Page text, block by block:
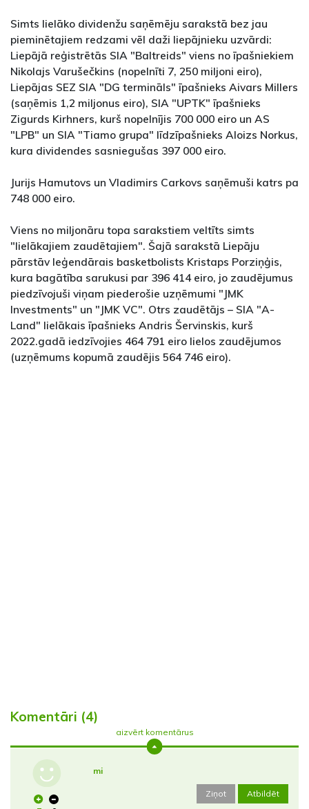
Simts lielāko dividenžu saņēmēju sarakstā bez jau
pieminētajiem redzami vēl daži liepājnieku uzvārdi:
Liepājā reģistrētās SIA "Baltreids" viens no īpašniekiem
Nikolajs Varušečkins (nopelnīti 7, 250 miljoni eiro),
Liepājas SEZ SIA "DG termināls" īpašnieks Aivars Millers
(saņēmis 1,2 miljonus eiro), SIA "UPTK" īpašnieks
Zigurds Kirhners, kurš nopelnījis 700 000 eiro un AS
"LPB" un SIA "Tiamo grupa" līdzīpašnieks Aloizs Norkus,
kura dividendes sasniegušas 397 000 eiro.
Jurijs Hamutovs un Vladimirs Carkovs saņēmuši katrs pa
748 000 eiro.
Viens no miljonāru topa sarakstiem veltīts simts
"lielākajiem zaudētajiem". Šajā sarakstā Liepāju
pārstāv leģendārais basketbolists Kristaps Porziņģis,
kura bagātība sarukusi par 396 414 eiro, jo zaudējumus
piedzīvojuši viņam piederošie uzņēmumi "JMK
Investments" un "JMK VC". Otrs zaudētājs – SIA "A-
Land" lielākais īpašnieks Andris Šervinskis, kurš
2022.gadā iedzīvojies 464 791 eiro lielos zaudējumos
(uzņēmums kopumā zaudējis 564 746 eiro).
Komentāri (4)
aizvērt komentārus
mi
Ziņot Atbildēt